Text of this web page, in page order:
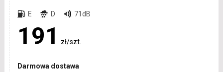
E D 71dB
191 zł/szt.
Darmowa dostawa